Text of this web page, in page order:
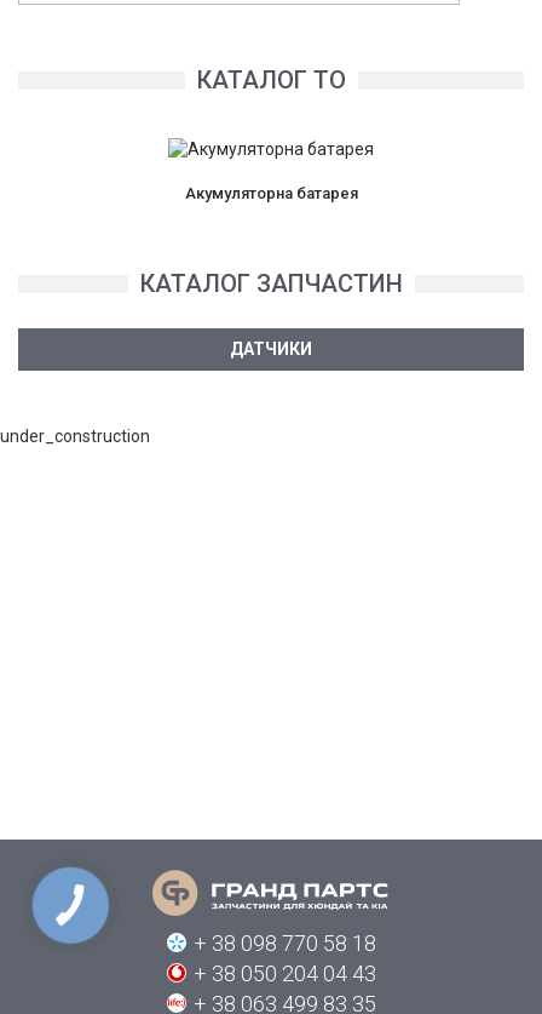
КАТАЛОГ ТО
Акумуляторна батарея
КАТАЛОГ ЗАПЧАСТИН
ДАТЧИКИ
under_construction
+ 38 098 770 58 18
+ 38 050 204 04 43
+ 38 063 499 83 35
КНОПКА
СВЯЗИ